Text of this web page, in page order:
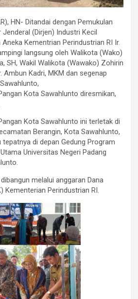
HN- Ditandai dengan Pemukulan
(Dirjen) Industri Kecil
Kementrian Perindustrian RI Ir.
langsung oleh Walikota (Wako)
SH, Wakil Walikota (Wawako) Zohirin
Ambun Kadri, MKM dan segenap
Kota Sawahlunto diresmikan,
Kota Sawahlunto ini terletak di
Berangin, Kota Sawahlunto,
di depan Gedung Program
Universitas Negeri Padang
melalui anggaran Dana
Kementerian Perindustrian RI.